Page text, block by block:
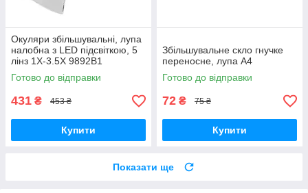
Окуляри збільшувальні, лупа
налобна з LED підсвіткою, 5
лінз 1X-3.5X 9892B1
Готово до відправки
431 ₴ 453 ₴
Купити
Збільшувальне скло гнучке
переносне, лупа A4
Готово до відправки
72 ₴ 75 ₴
Купити
Показати ще